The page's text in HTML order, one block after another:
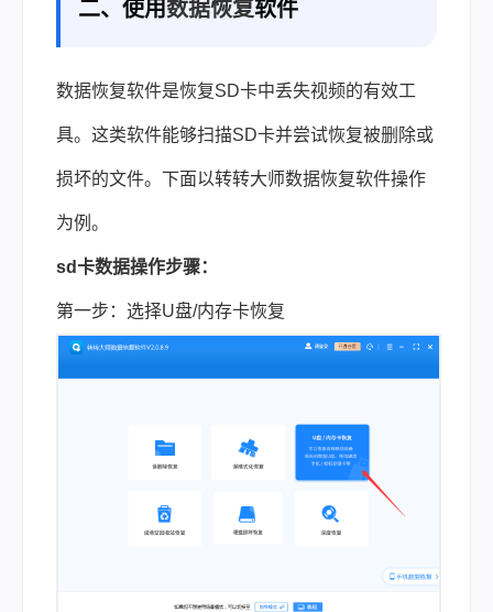
二、使用数据恢复软件
数据恢复软件是恢复SD卡中丢失视频的有效工
具。这类软件能够扫描SD卡并尝试恢复被删除或
损坏的文件。下面以转转大师数据恢复软件操作
为例。
sd卡数据操作步骤：
第一步：选择U盘/内存卡恢复